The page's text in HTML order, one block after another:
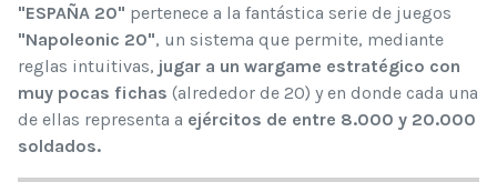
"ESPAÑA 20" pertenece a la fantástica serie de juegos
"Napoleonic 20", un sistema que permite, mediante
reglas intuitivas, jugar a un wargame estratégico con
muy pocas fichas (alrededor de 20) y en donde cada una
de ellas representa a ejércitos de entre 8.000 y 20.000
soldados.